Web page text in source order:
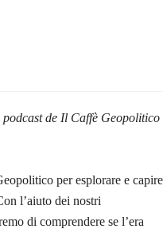
de Il Caffè Geopolitico
per esplorare e capire
l’aiuto dei nostri
di comprendere se l’era